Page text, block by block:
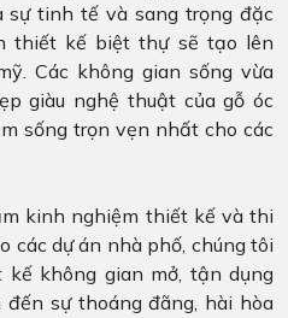
sự tinh tế và sang trọng đặc
thiết kế biệt thự sẽ tạo lên
Các không gian sống vừa
giàu nghệ thuật của gỗ óc
sống trọn vẹn nhất cho các
kinh nghiệm thiết kế và thi
các dự án nhà phố, chúng tôi
không gian mở, tận dụng
sự thoáng đãng, hài hòa